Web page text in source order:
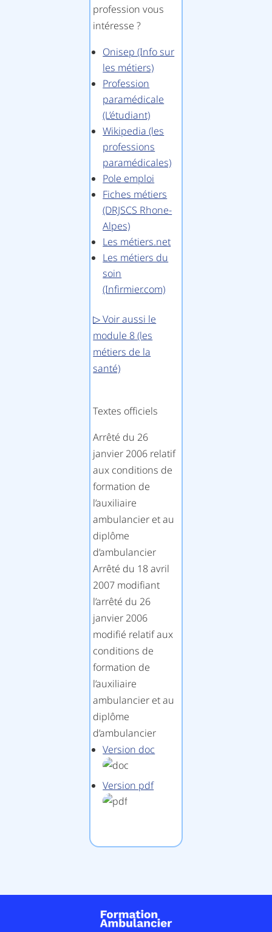
profession vous
intéresse ?
Onisep (Info sur
les métiers)
Profession
paramédicale
(L’étudiant)
Wikipedia (les
professions
paramédicales)
Pole emploi
Fiches métiers
(DRJSCS Rhone-
Alpes)
Les métiers.net
Les métiers du
soin
(Infirmier.com)
▷ Voir aussi le
module 8 (les
métiers de la
santé)
Textes officiels
Arrêté du 26
janvier 2006 relatif
aux conditions de
formation de
l’auxiliaire
ambulancier et au
diplôme
d’ambulancier
Arrêté du 18 avril
2007 modifiant
l’arrêté du 26
janvier 2006
modifié relatif aux
conditions de
formation de
l’auxiliaire
ambulancier et au
diplôme
d’ambulancier
Version doc
Version pdf